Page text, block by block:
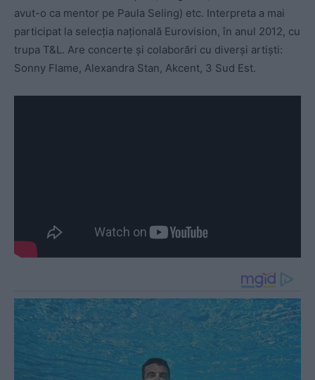
avut-o ca mentor pe Paula Seling) etc. Interpreta a mai
participat la selecţia naţională Eurovision, în anul 2012, cu
trupa T&L. Are concerte şi colaborări cu diverşi artişti:
Sonny Flame, Alexandra Stan, Akcent, 3 Sud Est.